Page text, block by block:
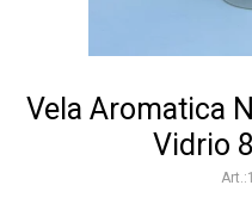
Vela Aromatica
Vidrio